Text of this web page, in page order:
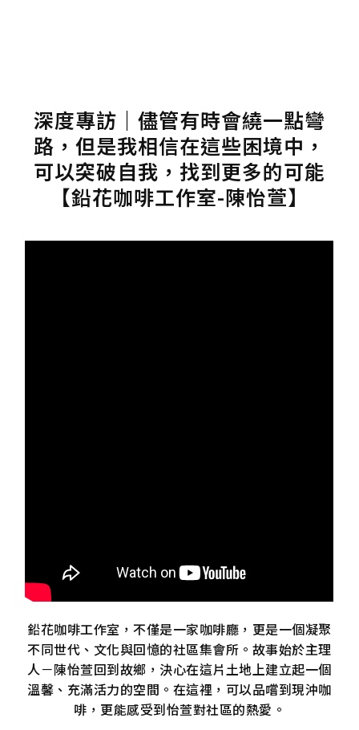
深度專訪｜儘管有時會繞一點彎
路，但是我相信在這些困境中，
可以突破自我，找到更多的可能
【鉛花咖啡工作室-陳怡萱】
鉛花咖啡工作室，不僅是一家咖啡廳，更是一個凝聚
不同世代、文化與回憶的社區集會所。故事始於主理
人－陳怡萱回到故鄉，決心在這片土地上建立起一個
溫馨、充滿活力的空間。在這裡，可以品嚐到現沖咖
啡，更能感受到怡萱對社區的熱愛。